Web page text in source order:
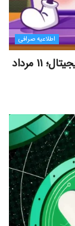
اطلاعیه صرافی
اطلاعیه و اتفاقات مهم صرافی‌های ایرانی ارز دیجیتال؛ ۱۱ مرداد